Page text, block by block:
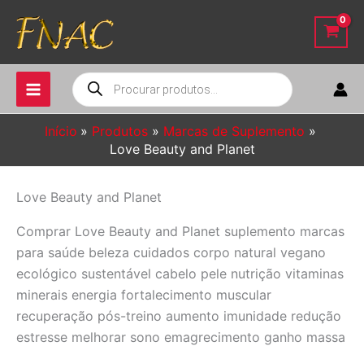
para
conteúdo
Pesquisar
produtos
Início Produtos
Marcas de Suplemento
Love Beauty and Planet
Love Beauty and Planet
Comprar Love Beauty and Planet suplemento marcas
para saúde beleza cuidados corpo natural vegano
ecológico sustentável cabelo pele nutrição vitaminas
minerais energia fortalecimento muscular
recuperação pós-treino aumento imunidade redução
estresse melhorar sono emagrecimento ganho massa